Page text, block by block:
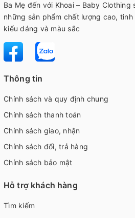
Ba Mẹ đến với Khoai – Baby Clothing
những sản phẩm chất lượng cao,
kiểu dáng và màu sắc
Thông tin
Chính sách và quy định chung
Chính sách thanh toán
Chính sách giao, nhận
Chính sách đổi, trả hàng
Chính sách bảo mật
Hỗ trợ khách hàng
Tìm kiếm